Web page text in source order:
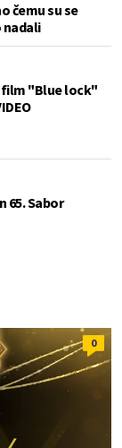
čemu su se
nadali
film "Blue lock"
65. Sabor
0